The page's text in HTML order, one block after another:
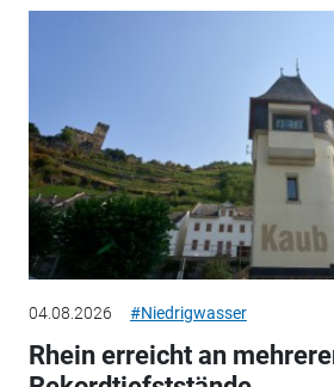
04.08.2026 #Niedrigwasser
Rhein erreicht an